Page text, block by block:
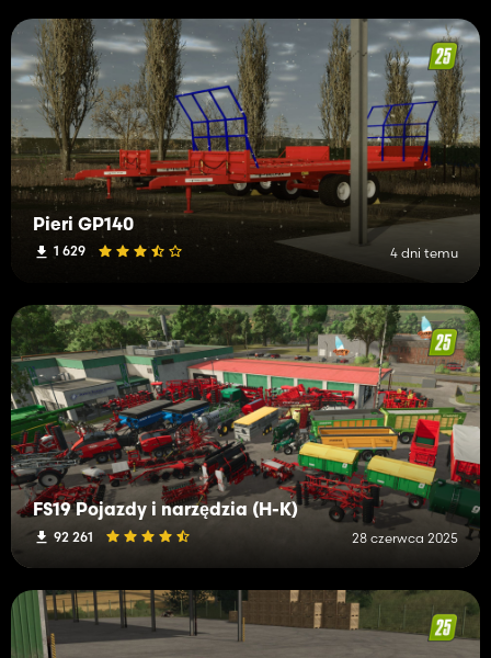
Pieri GP140
1 629 4 dni temu
FS19 Pojazdy i narzędzia (H-K)
92 261 28 czerwca 2025